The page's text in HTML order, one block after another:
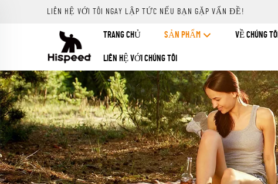
LIÊN HỆ VỚI TÔI NGAY LẬP TỨC NẾU BẠN GẶP VẤN ĐỀ!
TRANG CHỦ SẢN PHẨM VỀ CHÚNG TÔI
LIÊN HỆ VỚI CHÚNG TÔI